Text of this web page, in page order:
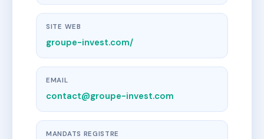
SITE WEB
groupe-invest.com/
EMAIL
contact@groupe-invest.com
MANDATS REGISTRE